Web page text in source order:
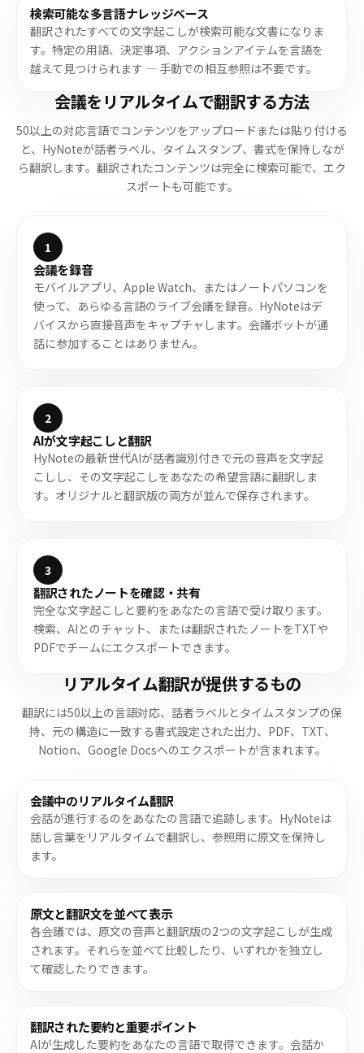
検索可能な多言語ナレッジベース
翻訳されたすべての文字起こしが検索可能な文書になりま
す。特定の用語、決定事項、アクションアイテムを言語を
越えて見つけられます — 手動での相互参照は不要です。
会議をリアルタイムで翻訳する方法
50以上の対応言語でコンテンツをアップロードまたは貼り付ける
と、HyNoteが話者ラベル、タイムスタンプ、書式を保持しなが
ら翻訳します。翻訳されたコンテンツは完全に検索可能で、エク
スポートも可能です。
1
会議を録音
モバイルアプリ、Apple Watch、またはノートパソコンを
使って、あらゆる言語のライブ会議を録音。HyNoteはデ
バイスから直接音声をキャプチャします。会議ボットが通
話に参加することはありません。
2
AIが文字起こしと翻訳
HyNoteの最新世代AIが話者識別付きで元の音声を文字起
こしし、その文字起こしをあなたの希望言語に翻訳しま
す。オリジナルと翻訳版の両方が並んで保存されます。
3
翻訳されたノートを確認・共有
完全な文字起こしと要約をあなたの言語で受け取ります。
検索、AIとのチャット、または翻訳されたノートをTXTや
PDFでチームにエクスポートできます。
リアルタイム翻訳が提供するもの
翻訳には50以上の言語対応、話者ラベルとタイムスタンプの保
持、元の構造に一致する書式設定された出力、PDF、TXT、
Notion、Google Docsへのエクスポートが含まれます。
会議中のリアルタイム翻訳
会話が進行するのをあなたの言語で追跡します。HyNoteは
話し言葉をリアルタイムで翻訳し、参照用に原文を保持し
ます。
原文と翻訳文を並べて表示
各会議では、原文の音声と翻訳版の2つの文字起こしが生成
されます。それらを並べて比較したり、いずれかを独立し
て確認したりできます。
翻訳された要約と重要ポイント
AIが生成した要約をあなたの言語で取得できます。会話か